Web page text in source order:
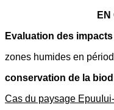
Evaluation des
zones humides en
conservation de la
Cas du paysage